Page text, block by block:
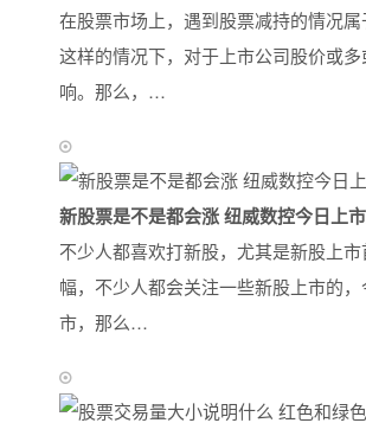
在股票市场上，遇到股票减持的情况
这样的情况下，对于上市公司股价或
响。那么，…
新股票是不是都会涨 纽威数控今日上
不少人都喜欢打新股，尤其是新股上
幅，不少人都会关注一些新股上市的
市，那么…